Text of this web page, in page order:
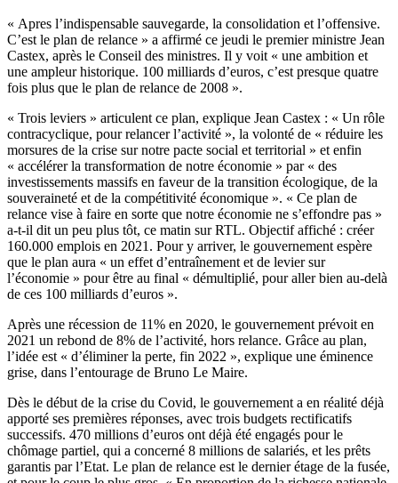
« Apres l’indispensable sauvegarde, la consolidation et l’offensive.
C’est le plan de relance » a affirmé ce jeudi le premier ministre Jean
Castex, après le Conseil des ministres. Il y voit « une ambition et
une ampleur historique. 100 milliards d’euros, c’est presque quatre
fois plus que le plan de relance de 2008 ».
« Trois leviers » articulent ce plan, explique Jean Castex : « Un rôle
contracyclique, pour relancer l’activité », la volonté de « réduire les
morsures de la crise sur notre pacte social et territorial » et enfin
« accélérer la transformation de notre économie » par « des
investissements massifs en faveur de la transition écologique, de la
souveraineté et de la compétitivité économique ». « Ce plan de
relance vise à faire en sorte que notre économie ne s’effondre pas »
a-t-il dit un peu plus tôt, ce matin sur RTL. Objectif affiché : créer
160.000 emplois en 2021. Pour y arriver, le gouvernement espère
que le plan aura « un effet d’entraînement et de levier sur
l’économie » pour être au final « démultiplié, pour aller bien au-delà
de ces 100 milliards d’euros ».
Après une récession de 11% en 2020, le gouvernement prévoit en
2021 un rebond de 8% de l’activité, hors relance. Grâce au plan,
l’idée est « d’éliminer la perte, fin 2022 », explique une éminence
grise, dans l’entourage de Bruno Le Maire.
Dès le début de la crise du Covid, le gouvernement a en réalité déjà
apporté ses premières réponses, avec trois budgets rectificatifs
successifs. 470 millions d’euros ont déjà été engagés pour le
chômage partiel, qui a concerné 8 millions de salariés, et les prêts
garantis par l’Etat. Le plan de relance est le dernier étage de la fusée,